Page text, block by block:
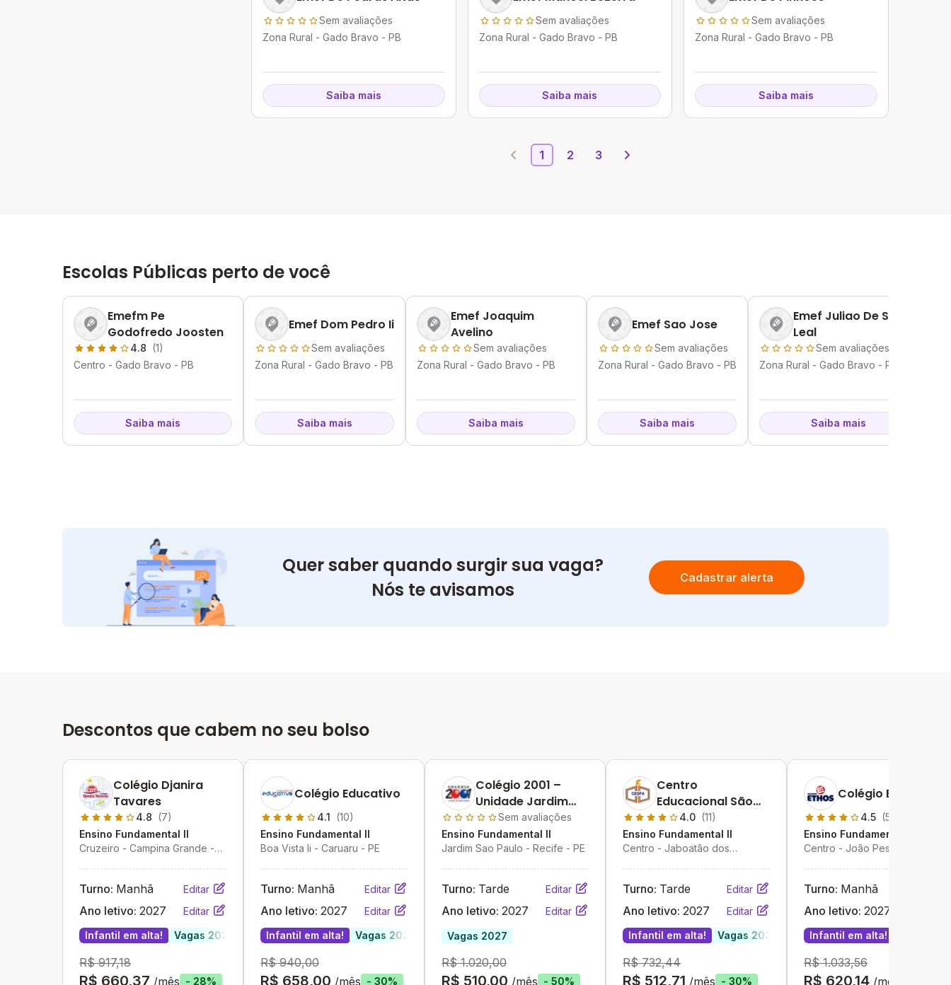
Sem avaliações
Zona Rural - Gado Bravo - PB
Saiba mais
Sem avaliações
Zona Rural - Gado Bravo - PB
Saiba mais
Sem avaliações
Zona Rural - Gado Bravo - PB
Saiba mais
1 2 3
Escolas Públicas perto de você
Emefm Pe
Godofredo Joosten
4.8 (1)
Centro - Gado Bravo - PB
Saiba mais
Emef Dom Pedro Ii
Sem avaliações
Zona Rural - Gado Bravo - PB
Saiba mais
Emef Joaquim
Avelino
Sem avaliações
Zona Rural - Gado Bravo - PB
Saiba mais
Emef Sao Jose
Sem avaliações
Zona Rural - Gado Bravo - PB
Saiba mais
Emef Juliao De Souza
Leal
Sem avaliações
Zona Rural - Gado Bravo - PB
Saiba mais
Quer saber quando surgir sua vaga?
Nós te avisamos
Cadastrar alerta
Descontos que cabem no seu bolso
Colégio Djanira
Tavares
4.8 (7)
Ensino Fundamental II
Cruzeiro - Campina Grande -
Turno: Manhã Editar
Ano letivo: 2027
Editar
Infantil em alta!
Vagas 2027
R$ 917,18
R$ 660,37 /mês - 28%
Colégio Educativo
4.1 (10)
Ensino Fundamental II
Boa Vista Ii - Caruaru - PE
Turno: Manhã Editar
Ano letivo: 2027
Editar
Infantil em alta!
Vagas 2027
R$ 940,00
R$ 658,00 /mês - 30%
Colégio 2001 –
Unidade Jardim
São Paulo
Sem avaliações
Ensino Fundamental II
Jardim Sao Paulo - Recife - PE
Turno: Tarde Editar
Ano letivo: 2027 Editar
Vagas 2027
R$ 1.020,00
R$ 510,00 /mês - 50%
Centro
Educacional São
Francisco De Assis
4.0 (11)
Ensino Fundamental II
Centro - Jaboatão dos
Turno: Tarde Editar
Ano letivo: 2027
Editar
Infantil em alta!
Vagas 2027
R$ 732,44
R$ 512,71 /mês - 30%
Colégio Ethos
4.5 (58)
Ensino Fundamental II
Centro - João Pessoa - PB
Turno: Manhã
Ano letivo: 2027
Infantil em alta!
R$ 1.033,56
R$ 620,14 /mês